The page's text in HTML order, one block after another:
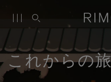
これからの